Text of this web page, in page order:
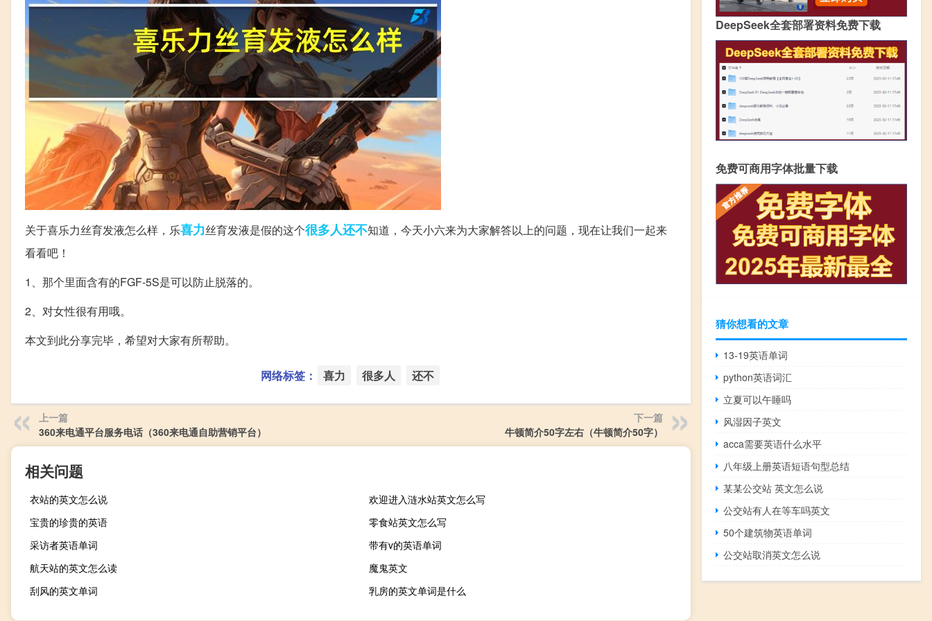
关于喜乐力丝育发液怎么样，乐喜力丝育发液是假的这个很多人还不知道，今天小六来为大家解答以上的问题，现在让我们一起来
看看吧！
1、那个里面含有的FGF-5S是可以防止脱落的。
2、对女性很有用哦。
本文到此分享完毕，希望对大家有所帮助。
网络标签： 喜力 很多人 还不
上一篇
360来电通平台服务电话（360来电通自助营销平台）
下一篇
牛顿简介50字左右（牛顿简介50字）
相关问题
衣站的英文怎么说
欢迎进入涟水站英文怎么写
宝贵的珍贵的英语
零食站英文怎么写
采访者英语单词
带有v的英语单词
航天站的英文怎么读
魔鬼英文
刮风的英文单词
乳房的英文单词是什么
DeepSeek全套部署资料免费下载
免费可商用字体批量下载
猜你想看的文章
13-19英语单词
python英语词汇
立夏可以午睡吗
风湿因子英文
acca需要英语什么水平
八年级上册英语短语句型总结
某某公交站 英文怎么说
公交站有人在等车吗英文
50个建筑物英语单词
公交站取消英文怎么说